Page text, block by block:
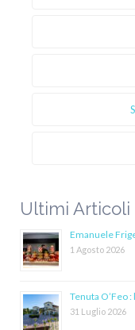
Ultimi Articoli
Emanuele
1 Agosto 2026
Tenuta O’Feo
31 Luglio 2026